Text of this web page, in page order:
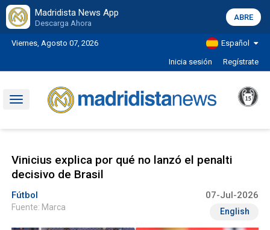
Madridista News App
Descarga Ahora
ABRE
Viernes, Agosto 07, 2026 Español
Inicia sesión Regístrate
Toggle
Vinicius explica por qué no lanzó el penalti
decisivo de Brasil
Fútbol 07-Jul-2026
Fuente: Marca English